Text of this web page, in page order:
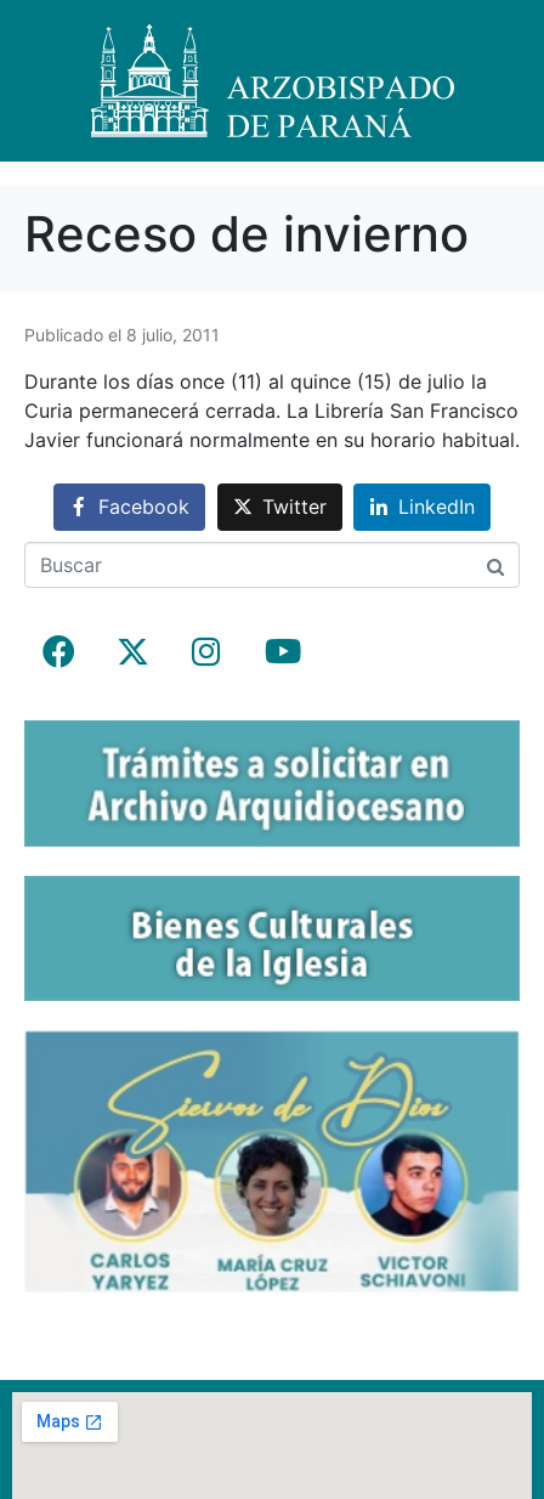
Receso de invierno
Publicado el 8 julio, 2011
Durante los días once (11) al quince (15) de julio la
Curia permanecerá cerrada. La Librería San Francisco
Javier funcionará normalmente en su horario habitual.
Facebook Twitter LinkedIn